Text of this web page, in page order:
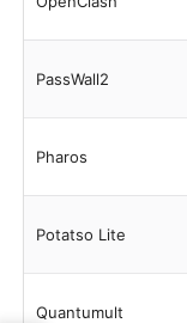
PassWall2
Pharos
Potatso Lite
Quantumult